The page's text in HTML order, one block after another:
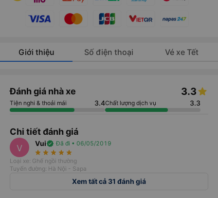
Giới thiệu Số điện thoại Vé xe Tết
Đánh giá nhà xe 3.3
Tiện nghi & thoải mái 3.4Chất lượng dịch vụ 3.3
Chi tiết đánh giá
V Vuiverified Đã đi • 06/05/2019
star_rate star_rate star_rate star_rate star_rate
Loại xe: Ghế ngồi thường
Tuyến đường: Hà Nội - Sapa
Xem tất cả 31 đánh giá